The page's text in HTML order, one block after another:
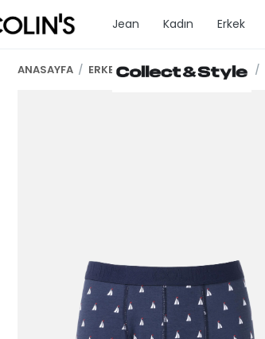
Jean Kadın Erkek
ANASAYFA / ERKEK GİYİM / ERKEK İC GİYİM /